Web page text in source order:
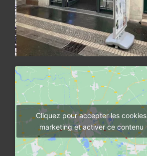
Cliquez pour accepter les cookies
marketing et activer ce contenu